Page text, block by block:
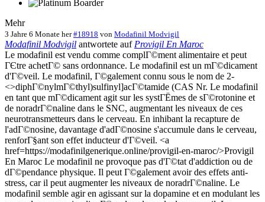
Mehr
3 Jahre 6 Monate her #18918 von Modafinil Modvigil
Modafinil Modvigil antwortete auf Provigil En Maroc
Le modafinil est vendu comme complГ©ment alimentaire et peut
ГЄtre achetГ© sans ordonnance. Le modafinil est un mГ©dicament
d'Г©veil. Le modafinil, Г©galement connu sous le nom de 2-
<>diphГ©nylmГ©thyl)sulfinyl]acГ©tamide (CAS Nr. Le modafinil
en tant que mГ©dicament agit sur les systГЁmes de sГ©rotonine et
de noradrГ©naline dans le SNC, augmentant les niveaux de ces
neurotransmetteurs dans le cerveau. En inhibant la recapture de
l'adГ©nosine, davantage d'adГ©nosine s'accumule dans le cerveau,
renforГ§ant son effet inducteur d'Г©veil. <a
href=https://modafinilgenerique.online/provigil-en-maroc/>Provigil
En Maroc Le modafinil ne provoque pas d'Г©tat d'addiction ou de
dГ©pendance physique. Il peut Г©galement avoir des effets anti-
stress, car il peut augmenter les niveaux de noradrГ©naline. Le
modafinil semble agir en agissant sur la dopamine et en modulant les